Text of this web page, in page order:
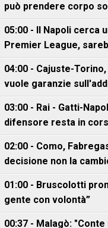
può prendere corpo
05:00 - Il Napoli cerca
Premier League,
04:00 - Cajuste-
vuole garanzie
03:00 - Rai - Gatti-
difensore resta in
02:00 - Como,
decisione non la
01:00 - Bruscolotti
gente con volontà”
00:37 - Malagò: